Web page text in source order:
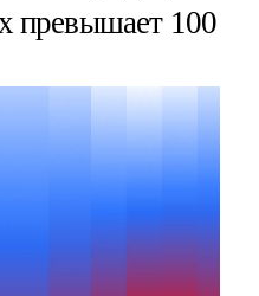
превышает 100